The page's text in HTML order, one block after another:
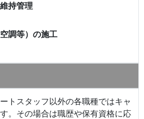
持管理
調等）の施工
トスタッフ以外の各職種ではキャ
。その場合は職歴や保有資格に応